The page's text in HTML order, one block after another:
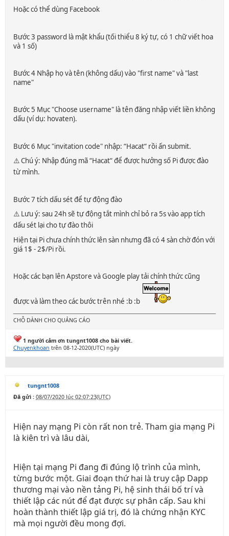
Hoặc có thể dùng Facebook
Bước 3 password là mật khẩu (tối thiểu 8 ký tự, có 1 chữ viết hoa
và 1 số)
Bước 4 Nhập họ và tên (không dấu) vào "first name" và "last
name"
Bước 5 Mục "Choose username" là tên đăng nhập viết liền không
dấu (ví dụ: hovaten).
Bước 6 Mục "invitation code" nhập: “Hacat“ rồi ấn submit.
⚠️ Chú ý: Nhập đúng mã “Hacat“ để được hưởng số Pi được đào
từ mình.
Bước 7 tích dấu sét để tự động đào
⚠️ Lưu ý: sau 24h sẽ tự động tắt mình chỉ bỏ ra 5s vào app tích
dấu sét lại cho tự đào thôi
Hiện tại Pi chưa chính thức lên sàn nhưng đã có 4 sàn chờ đón với
giá 1$ - 2$/Pi rồi.
Hoặc các bạn lên Apstore và Google play tải chính thức cũng
được và làm theo các bước trên nhé :b :b
CHỖ DÀNH CHO QUẢNG CÁO
1 người cảm ơn tungnt1008 cho bài viết.
Chuyenkhoan trên 08-12-2020(UTC) ngày
tungnt1008
Đã gửi : 08/07/2020 lúc 02:07:23(UTC)
Hiện nay mạng Pi còn rất non trẻ. Tham gia mạng Pi
là kiên trì và lâu dài,
Hiện tại mạng Pi đang đi đúng lộ trình của mình,
từng bước một. Giai đoạn thứ hai là truy cập Dapp
thương mại vào nền tảng Pi, hệ sinh thái bố trí và
thiết lập các nút để đạt được sự phân cấp. Sau khi
hoàn thành thiết lập giá trị, đó là chứng nhận KYC
mà mọi người đều mong đợi.